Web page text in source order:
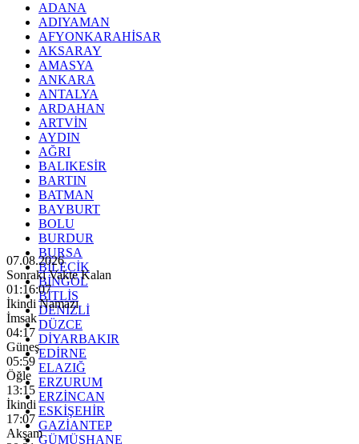
ADANA
ADIYAMAN
AFYONKARAHİSAR
AKSARAY
AMASYA
ANKARA
ANTALYA
ARDAHAN
ARTVİN
AYDIN
AĞRI
BALIKESİR
BARTIN
BATMAN
BAYBURT
BOLU
BURDUR
BURSA
BİLECİK
BİNGÖL
BİTLİS
DENİZLİ
DÜZCE
DİYARBAKIR
EDİRNE
ELAZIĞ
ERZURUM
ERZİNCAN
ESKİŞEHİR
GAZİANTEP
GÜMÜŞHANE
07.08.2026
Sonraki Vakte Kalan
01:16:06
İkindi Namazı
İmsak
04:17
Güneş
05:59
Öğle
13:15
İkindi
17:07
Akşam